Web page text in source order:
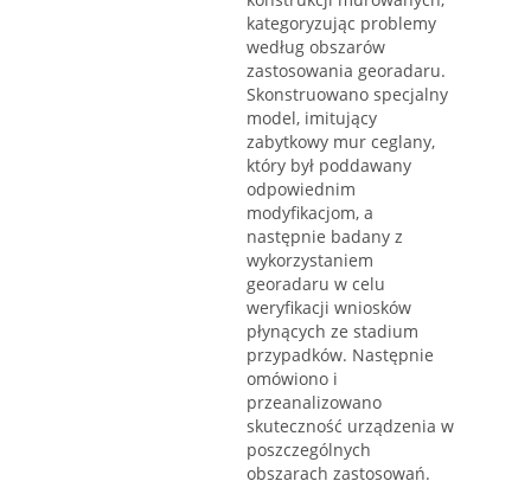
kategoryzując problemy
według obszarów
zastosowania georadaru.
Skonstruowano specjalny
model, imitujący
zabytkowy mur ceglany,
który był poddawany
odpowiednim
modyfikacjom, a
następnie badany z
wykorzystaniem
georadaru w celu
weryfikacji wniosków
płynących ze stadium
przypadków. Następnie
omówiono i
przeanalizowano
skuteczność urządzenia w
poszczególnych
obszarach zastosowań.